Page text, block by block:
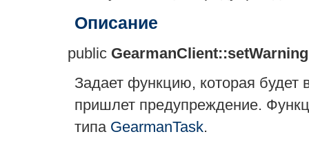
Описание
public
Задает функцию, которая будет
пришлет предупреждение.
типа GearmanTask.